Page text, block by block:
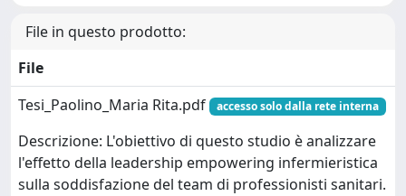
File in questo prodotto:
File
Tesi_Paolino_Maria Rita.pdf
accesso solo dalla rete interna
Descrizione: L'obiettivo di questo studio è analizzare
l'effetto della leadership empowering infermieristica
sulla soddisfazione del team di professionisti sanitari.